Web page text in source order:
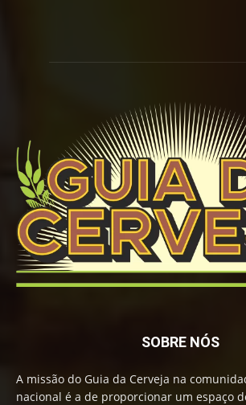
SOBRE NÓS
A missão do Guia da Cerveja na
nacional é a de proporcionar um espaço